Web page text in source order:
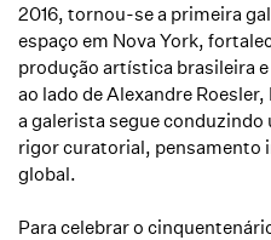
2016, tornou-se a primeira
espaço em Nova York,
produção artística brasileira
ao lado de Alexandre
a galerista segue conduzindo
rigor curatorial, pensamento
global.
Para celebrar o